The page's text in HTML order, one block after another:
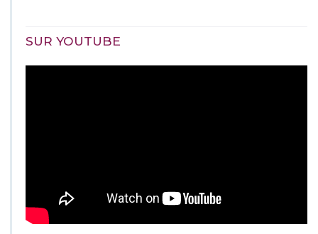
SUR YOUTUBE